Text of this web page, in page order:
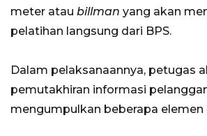
meter atau billman yang akan
pelatihan langsung dari BPS.
Dalam pelaksanaannya, petugas
pemutakhiran informasi
mengumpulkan beberapa